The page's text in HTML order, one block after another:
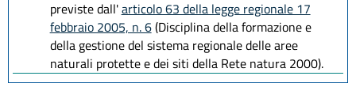
previste dall'articolo 63 della legge regionale 17
febbraio 2005, n. 6(Disciplina della formazione e
della gestione del sistema regionale delle aree
naturali protette e dei siti della Rete natura 2000).